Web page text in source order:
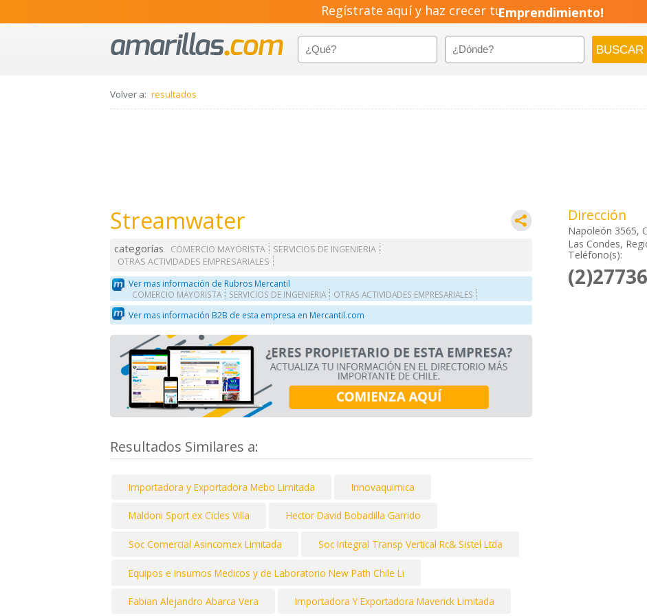
Regístrate aquí y haz crecer tuEmprendimiento!
Volver a: resultados
Streamwater
categorías COMERCIO MAYORISTA
SERVICIOS DE INGENIERIA
OTRAS ACTIVIDADES EMPRESARIALES
Ver mas información de Rubros Mercantil
COMERCIO MAYORISTA SERVICIOS DE INGENIERIA OTRAS ACTIVIDADES EMPRESARIALES
Ver mas información B2B de esta empresa en Mercantil.com
Resultados Similares a:
Importadora y Exportadora Mebo Limitada Innovaquimica
Maldoni Sport ex Cicles Villa Hector David Bobadilla Garrido
Soc Comercial Asincomex Limitada Soc Integral Transp Vertical Rc& Sistel Ltda
Equipos e Insumos Medicos y de Laboratorio New Path Chile Li
Fabian Alejandro Abarca Vera Importadora Y Exportadora Maverick Limitada
Dirección
Napoleón 3565,
Las Condes,
Teléfono(s):